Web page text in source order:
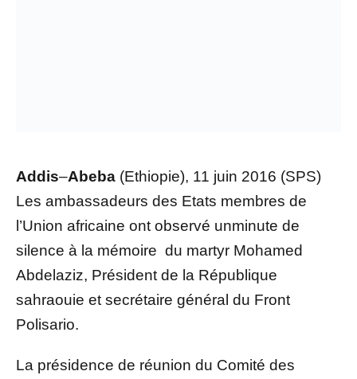
Addis–Abeba (Ethiopie), 11 juin 2016 (SPS)
Les ambassadeurs des Etats membres de
l’Union africaine ont observé unminute de
silence à la mémoire du martyr Mohamed
Abdelaziz, Président de la République
sahraouie et secrétaire général du Front
Polisario.
La présidence de réunion du Comité des